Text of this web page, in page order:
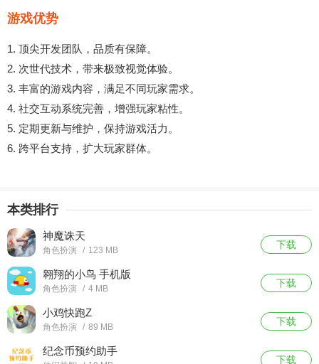
游戏优势
1. 顶尖开发团队，品质有保障。
2. 次世代技术，带来极致视觉体验。
3. 丰富的游戏内容，满足不同玩家需求。
4. 社交互动系统完善，增强玩家粘性。
5. 定期更新与维护，保持游戏活力。
6. 跨平台支持，扩大玩家群体。
本类排行
神魔诛天
角色扮演 / 123 MB 下载
翱翔的小鸟 手机版
角色扮演 / 4 MB 下载
小鸡快跑Z
角色扮演 / 89 MB 下载
纪念币预约助手
下载